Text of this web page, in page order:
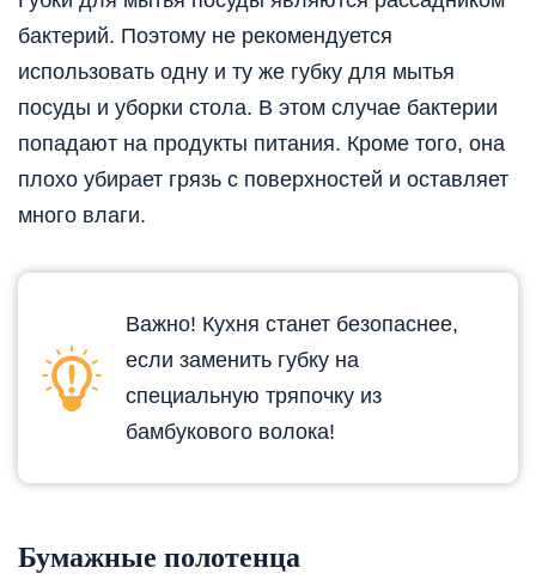
бактерий. Поэтому не рекомендуется
использовать одну и ту же губку для мытья
посуды и уборки стола. В этом случае бактерии
попадают на продукты питания. Кроме того, она
плохо убирает грязь с поверхностей и оставляет
много влаги.
Важно! Кухня станет безопаснее,
если заменить губку на
специальную тряпочку из
бамбукового волока!
Бумажные полотенца